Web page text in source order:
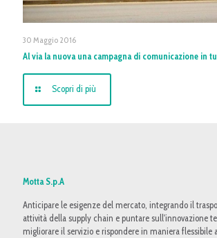
30 Maggio 2016
Al via la nuova una campagna di comunicazione in
Scopri di più
Motta S.p.A
Anticipare le esigenze del mercato, integrando il
attività della supply chain e puntare sull'innovazione
migliorare il servizio e rispondere in maniera flessibile